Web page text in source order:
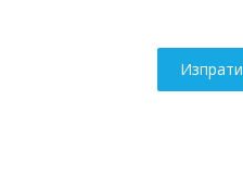
Изпрати